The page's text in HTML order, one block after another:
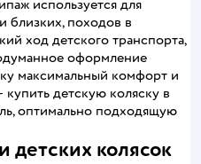
используется для
близких, походов в
ход детского транспорта,
оформление
максимальный комфорт и
детскую коляску в
оптимально подходящую
детских колясок